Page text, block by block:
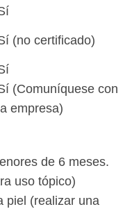
(no certificado)
(Comuníquese con
la empresa)
de 6 meses.
uso tópico)
piel (realizar una